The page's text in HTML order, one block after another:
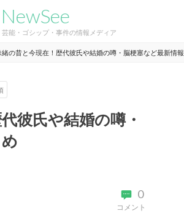
NewSee
能・ゴシップ・事件の情報メディア
緒の昔と今現在！歴代彼氏や結婚の噂・脳梗塞など最新情
彼氏や結婚の噂・
0
コメント